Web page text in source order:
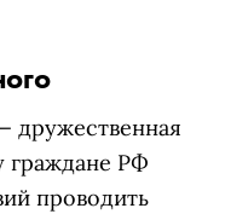
дружественная
граждане РФ
проводить